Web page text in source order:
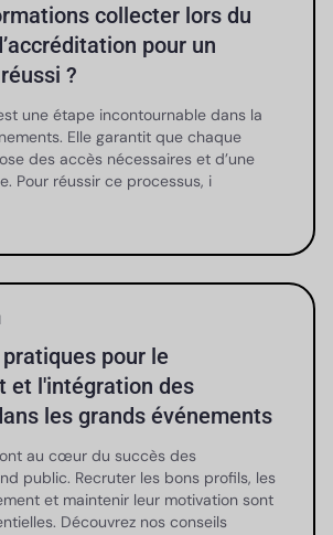
collecter lors du
pour un
?
une étape incontournable dans la
Elle garantit que chaque
des accès nécessaires et d’une
Pour réussir ce processus, i
pour le
et l'intégration des
les grands événements
au cœur du succès des
public. Recruter les bons profils, les
et maintenir leur motivation sont
Découvrez nos conseils